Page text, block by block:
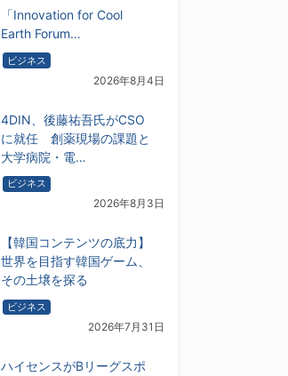
「Innovation for Cool
Earth Forum…
ビジネス
2026年8月4日
4DIN、後藤祐吾氏がCSO
に就任 創薬現場の課題と
大学病院・電…
ビジネス
2026年8月3日
【韓国コンテンツの底力】
世界を目指す韓国ゲーム、
その土壌を探る
ビジネス
2026年7月31日
ハイセンスがBリーグスポ